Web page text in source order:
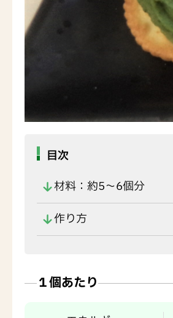
目次
材料：約5～6個分
作り方
１個あたり